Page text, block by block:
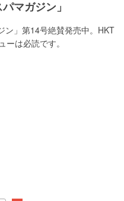
マガジン」
ン」第14号絶賛発売中。HKT
は必読です。